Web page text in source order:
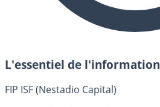
L'essentiel de l'information
FIP ISF (Nestadio Capital)